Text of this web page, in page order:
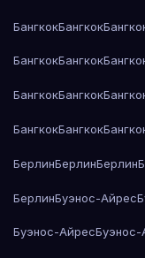
БангкокБангкок
БангкокБангкок
БангкокБангкок
БангкокБангкок
БерлинБерлинБерлин
БерлинБуэнос-Айрес
Буэнос-АйресБуэнос-